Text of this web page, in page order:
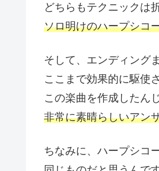
どちらもテクニックは
ソロ明けのハープシコ
そして、エンディング
ここまで効果的に駆使
この楽曲を作成したん
非常に素晴らしいアン
ちなみに、ハープシコ